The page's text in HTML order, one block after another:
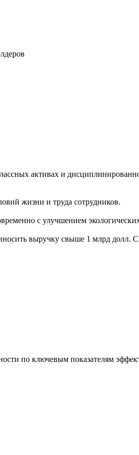
активах и
жизни и труда сотрудников.
с улучшением
выручку свыше 1 млрд долл.
по ключевым показателям